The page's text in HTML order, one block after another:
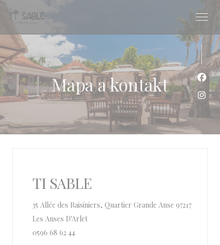
Mapa a kontakt
TI SABLE
35 Allée des Raisiniers, Quartier Grande Anse 97217
Les Anses D'Arlet((otevře se v novém okně))
0596 68 62 44